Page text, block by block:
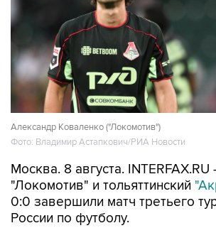
Александр Коваленко ("Локомотив")
Фото: Владимир Астапкович/РИА Новости
Москва. 8 августа.
"Локомотив" и тольяттинский
0:0 завершили матч третьего
России по футболу.